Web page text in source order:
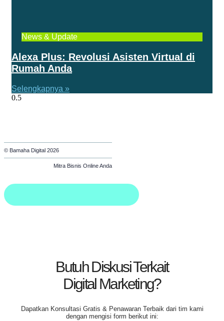
News & Update
Alexa Plus: Revolusi Asisten Virtual di
Rumah Anda
Selengkapnya »
© Bamaha Digital 2026
Mitra Bisnis Online Anda
Butuh Diskusi Terkait
Digital Marketing?
Dapatkan Konsultasi Gratis & Penawaran Terbaik dari tim kami
dengan mengisi form berikut ini: